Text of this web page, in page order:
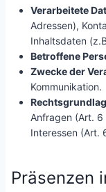
Verarbeitete
Adressen),
Inhaltsdaten
Betroffene
Zwecke der
Kommunikation.
Anfragen (Art. 6
Interessen (Art.
Präsenzen